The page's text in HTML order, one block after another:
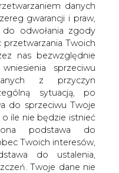
danych
gwarancji i praw,
odwołania zgody
Twoich
nas bezwzględnie
sprzeciwu
z przyczyn
sytuacją, po
do sprzeciwu Twoje
ile nie będzie istnieć
podstawa do
Twoich interesów,
do ustalenia,
Twoje dane nie
dla radia
Igor Chalupec
się, iż
skupiająca
spółki w
rzecz
złóż ropy
przez